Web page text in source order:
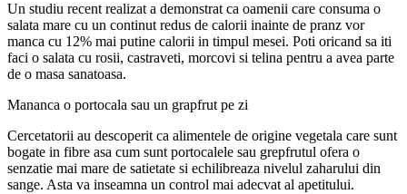
Un studiu recent realizat a demonstrat ca oamenii care consuma o
salata mare cu un continut redus de calorii inainte de pranz vor
manca cu 12% mai putine calorii in timpul mesei. Poti oricand sa iti
faci o salata cu rosii, castraveti, morcovi si telina pentru a avea parte
de o masa sanatoasa.
Mananca o portocala sau un grapfrut pe zi
Cercetatorii au descoperit ca alimentele de origine vegetala care sunt
bogate in fibre asa cum sunt portocalele sau grepfrutul ofera o
senzatie mai mare de satietate si echilibreaza nivelul zaharului din
sange. Asta va inseamna un control mai adecvat al apetitului.